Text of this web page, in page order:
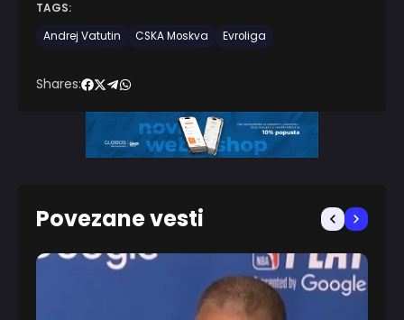
TAGS:
Andrej Vatutin
CSKA Moskva Evroliga
Shares:
Povezane vesti